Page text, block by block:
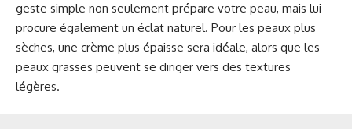
geste simple non seulement prépare votre peau, mais lui
procure également un éclat naturel. Pour les peaux plus
sèches, une crème plus épaisse sera idéale, alors que les
peaux grasses peuvent se diriger vers des textures
légères.